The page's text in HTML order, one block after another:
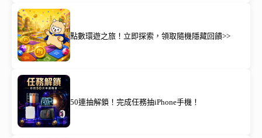
點數環遊之旅！立即探索，領取隨機隱藏回饋>>
50連抽解鎖！完成任務抽iPhone手機！